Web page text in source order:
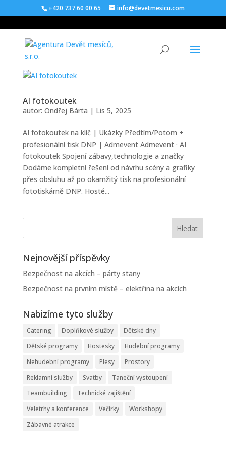
+420 737 60 00 65 info@devetmesicu.com
AI fotokoutek
autor: Ondřej Bárta | Lis 5, 2025
AI fotokoutek na klíč | Ukázky Předtím/Potom +
profesionální tisk DNP | Admevent Admevent · AI
fotokoutek Spojení zábavy,technologie a značky
Dodáme kompletní řešení od návrhu scény a grafiky
přes obsluhu až po okamžitý tisk na profesionální
fototiskárně DNP. Hosté...
Nejnovější příspěvky
Bezpečnost na akcích – párty stany
Bezpečnost na prvním místě – elektřina na akcích
Nabizíme tyto služby
Catering Doplňkové služby
Dětské dny
Dětské programy
Hostesky
Hudební programy
Nehudební programy
Plesy
Prostory
Reklamní služby
Svatby
Taneční vystoupení
Teambuilding
Technické zajištění
Veletrhy a konference
Večírky
Workshopy
Zábavné atrakce